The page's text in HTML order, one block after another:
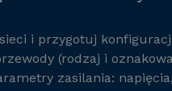
i przygotuj
(rodzaj i
zasilania: